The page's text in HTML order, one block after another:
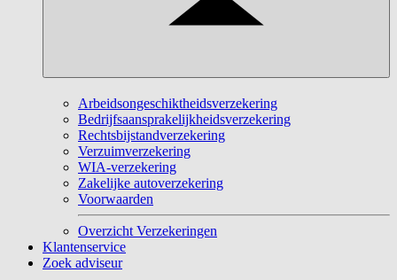
Arbeidsongeschiktheidsverzekering
Bedrijfsaansprakelijkheidsverzekering
Rechtsbijstandverzekering
Verzuimverzekering
WIA-verzekering
Zakelijke autoverzekering
Voorwaarden
Overzicht Verzekeringen
Klantenservice
Zoek adviseur